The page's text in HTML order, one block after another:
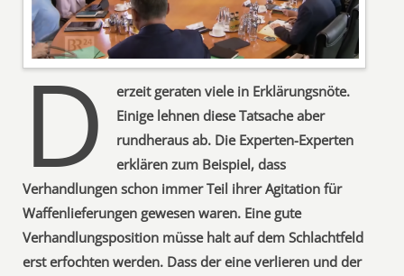
D
erzeit geraten viele in Erklärungsnöte.
Einige lehnen diese Tatsache aber
rundheraus ab. Die Experten-Experten
erklären zum Beispiel, dass
Verhandlungen schon immer Teil ihrer Agitation für
Waffenlieferungen gewesen waren. Eine gute
Verhandlungsposition müsse halt auf dem Schlachtfeld
erst erfochten werden. Dass der eine verlieren und der